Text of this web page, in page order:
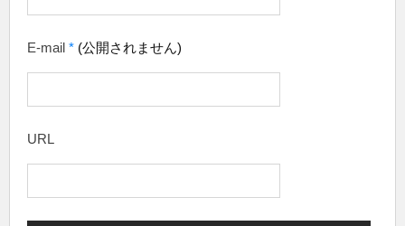
E-mail * (公開されません)
URL